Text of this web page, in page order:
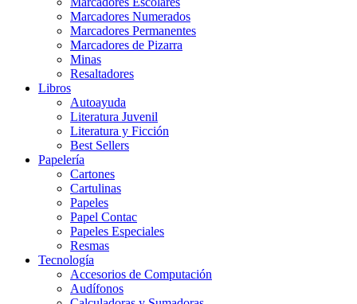
Marcadores Numerados
Marcadores Permanentes
Marcadores de Pizarra
Minas
Resaltadores
Libros
Autoayuda
Literatura Juvenil
Literatura y Ficción
Best Sellers
Papelería
Cartones
Cartulinas
Papeles
Papel Contac
Papeles Especiales
Resmas
Tecnología
Accesorios de Computación
Audífonos